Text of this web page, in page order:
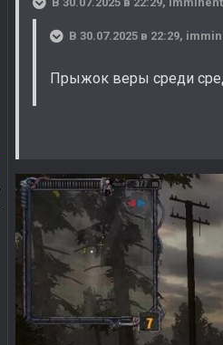
В 30.07.2025 в 22:29,
Прыжок веры среди